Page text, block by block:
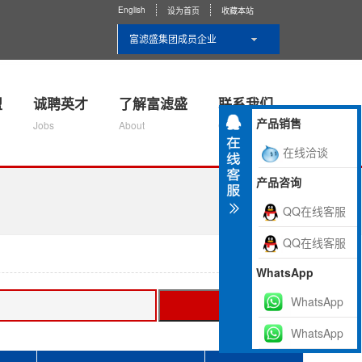
English 设为首页 收藏本站
富滤盛集团成员企业
诚聘英才
Jobs
了解富滤盛
About
联系我们
Contact Us产品销售
在线洽谈
产品咨询
QQ在线客服
QQ在线客服
WhatsApp
WhatsApp
WhatsApp